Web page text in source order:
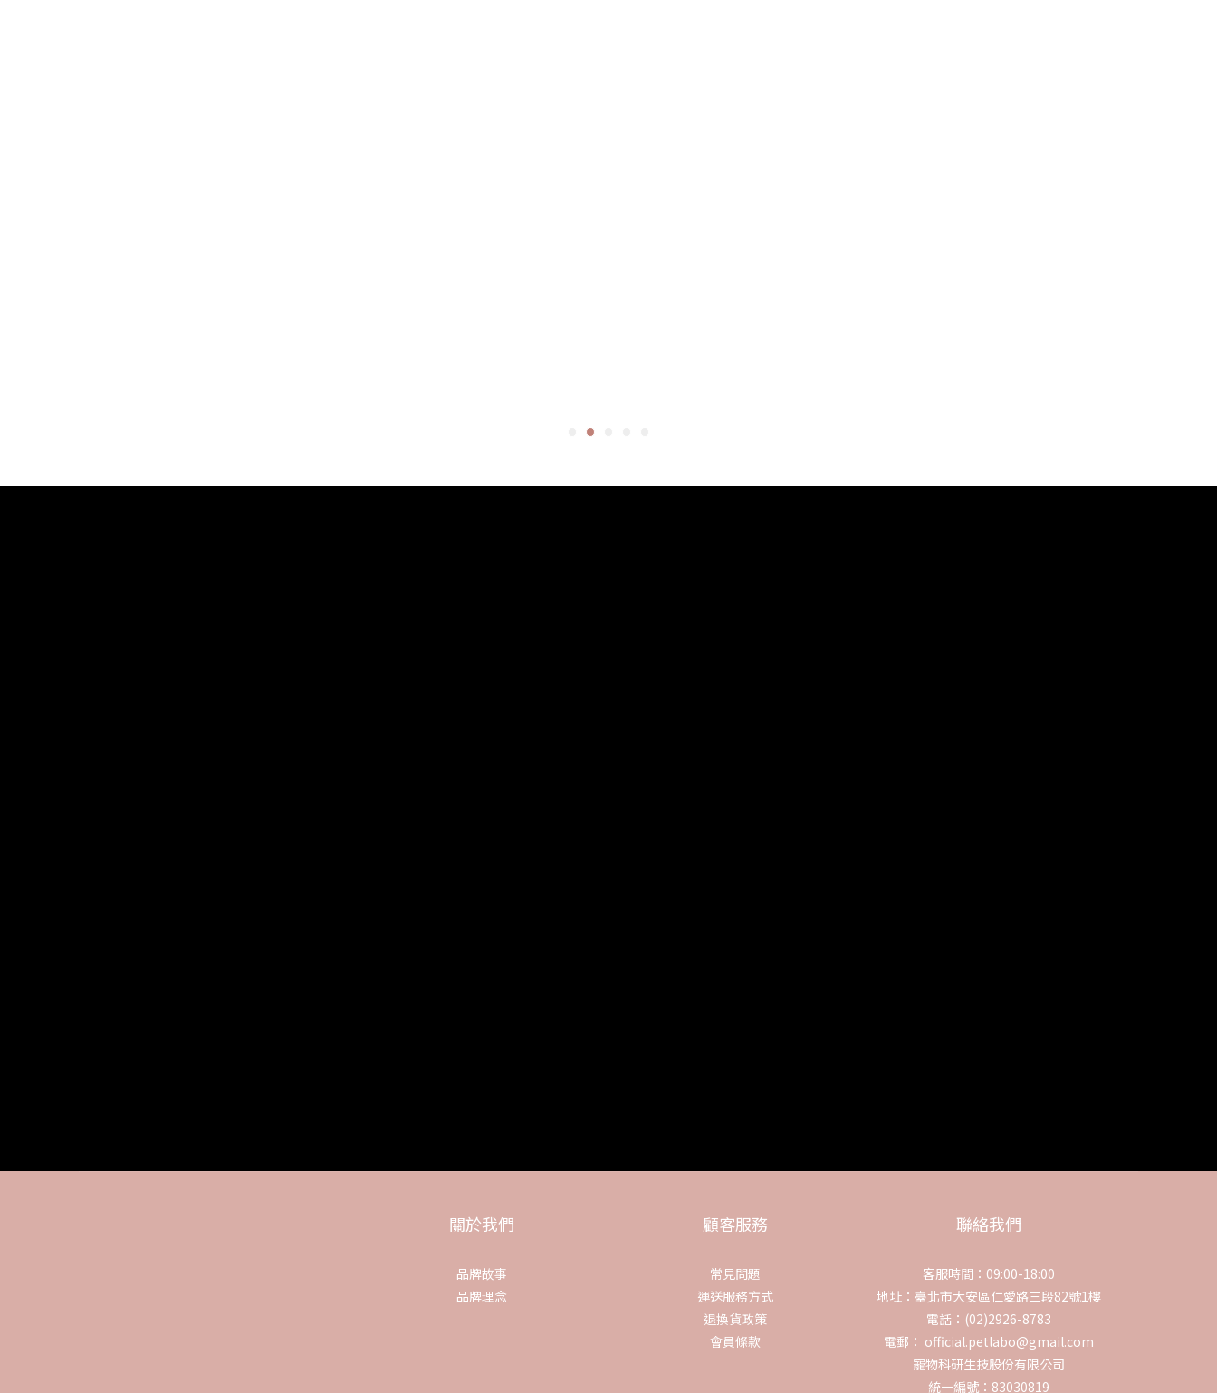
關於我們
品牌故事
品牌理念
顧客服務
常見問題
運送服務方式
退換貨政策
會員條款
聯絡我們
客服時間：09:00-18:00
地址：臺北市大安區仁愛路三段82號1樓
電話：(02)2926-8783
電郵： official.petlabo@gmail.com
寵物科研生技股份有限公司
統一編號：83030819